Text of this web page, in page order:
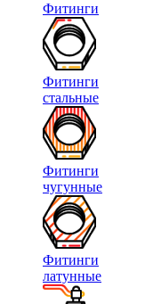
Фитинги
Фитинги
стальные
Фитинги
чугунные
Фитинги
латунные